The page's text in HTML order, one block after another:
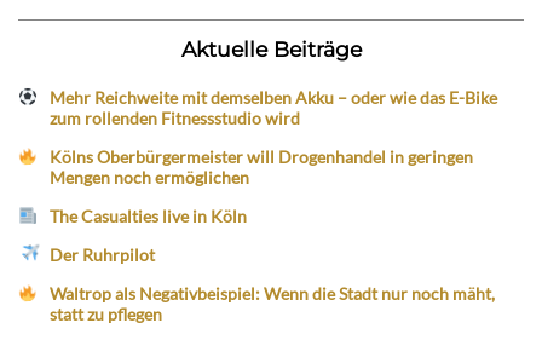
Aktuelle Beiträge
Mehr Reichweite mit demselben Akku – oder wie das E-Bike
zum rollenden Fitnessstudio wird
Kölns Oberbürgermeister will Drogenhandel in geringen
Mengen noch ermöglichen
The Casualties live in Köln
Der Ruhrpilot
Waltrop als Negativbeispiel: Wenn die Stadt nur noch mäht,
statt zu pflegen